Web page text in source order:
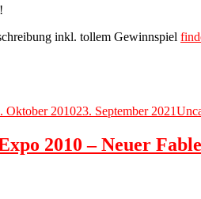
inkl. tollem Gewinnspiel
Oktober 201023. September 2021
2010 – Neuer